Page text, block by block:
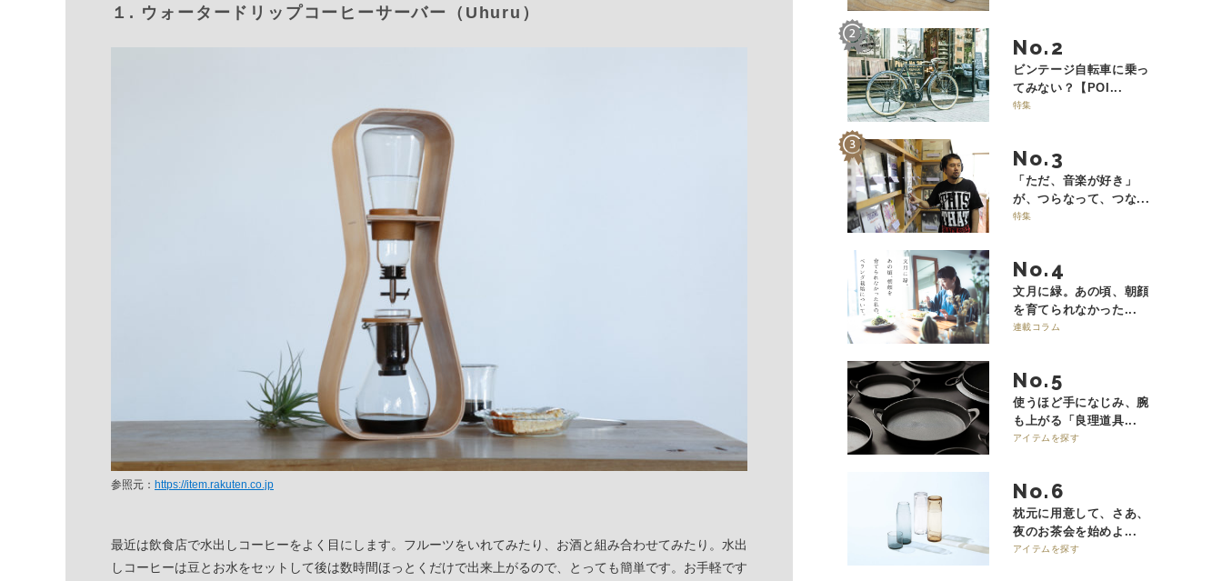
１. ウォータードリップコーヒーサーバー（Uhuru）
参照元： https://item.rakuten.co.jp
最近は飲食店で水出しコーヒーをよく目にします。フルーツをいれてみたり、お酒と組み合わせてみたり。水出
しコーヒーは豆とお水をセットして後は数時間ほっとくだけで出来上がるので、とっても簡単です。お手軽です
No.
ビンテージ自転車に乗っ
てみない？【POI...
特集
No.
「ただ、音楽が好き」
が、つらなって、つな...
特集
No.
文月に緑。あの頃、朝顔
を育てられなかった...
連載コラム
No.
使うほど手になじみ、腕
も上がる「良理道具...
アイテムを探す
No.
枕元に用意して、さあ、
夜のお茶会を始めよ...
アイテムを探す